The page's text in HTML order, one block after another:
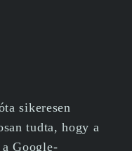
sikeresen
tudta, hogy a
Google-